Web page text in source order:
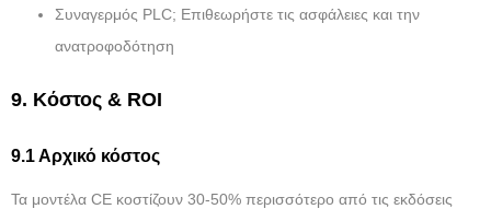
Συναγερμός PLC; Επιθεωρήστε τις ασφάλειες και την
ανατροφοδότηση
9. Κόστος & ROI
9.1 Αρχικό κόστος
Τα μοντέλα CE κοστίζουν 30-50% περισσότερο από τις εκδόσεις